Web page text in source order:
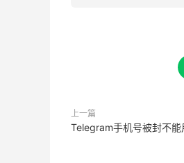
上一篇
Telegram手机号被封不能